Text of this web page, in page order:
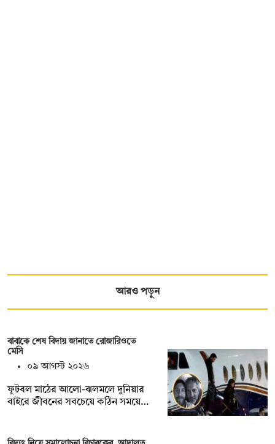
আরও পড়ুন
বাবাকে শেষ বিদায় জানাতে রোজারিওতে
মেসি
০৯ আগস্ট ২০২৬
ফুটবল মাঠের আলো-ঝলমলে দুনিয়ার
বাইরে জীবনের সবচেয়ে কঠিন সময়ে…